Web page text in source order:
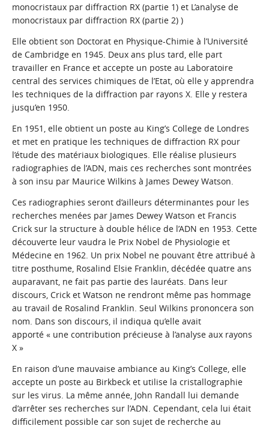
monocristaux par diffraction RX (partie 1) et L’analyse de
monocristaux par diffraction RX (partie 2) )
Elle obtient son Doctorat en Physique-Chimie à l’Université
de Cambridge en 1945. Deux ans plus tard, elle part
travailler en France et accepte un poste au Laboratoire
central des services chimiques de l’Etat, où elle y apprendra
les techniques de la diffraction par rayons X. Elle y restera
jusqu’en 1950.
En 1951, elle obtient un poste au King’s College de Londres
et met en pratique les techniques de diffraction RX pour
l’étude des matériaux biologiques. Elle réalise plusieurs
radiographies de l’ADN, mais ces recherches sont montrées
à son insu par Maurice Wilkins à James Dewey Watson.
Ces radiographies seront d’ailleurs déterminantes pour les
recherches menées par James Dewey Watson et Francis
Crick sur la structure à double hélice de l’ADN en 1953. Cette
découverte leur vaudra le Prix Nobel de Physiologie et
Médecine en 1962. Un prix Nobel ne pouvant être attribué à
titre posthume, Rosalind Elsie Franklin, décédée quatre ans
auparavant, ne fait pas partie des lauréats. Dans leur
discours, Crick et Watson ne rendront même pas hommage
au travail de Rosalind Franklin. Seul Wilkins prononcera son
nom. Dans son discours, il indiqua qu’elle avait
apporté « une contribution précieuse à l’analyse aux rayons
X »
En raison d’une mauvaise ambiance au King’s College, elle
accepte un poste au Birkbeck et utilise la cristallographie
sur les virus. La même année, John Randall lui demande
d’arrêter ses recherches sur l’ADN. Cependant, cela lui était
difficilement possible car son sujet de recherche au